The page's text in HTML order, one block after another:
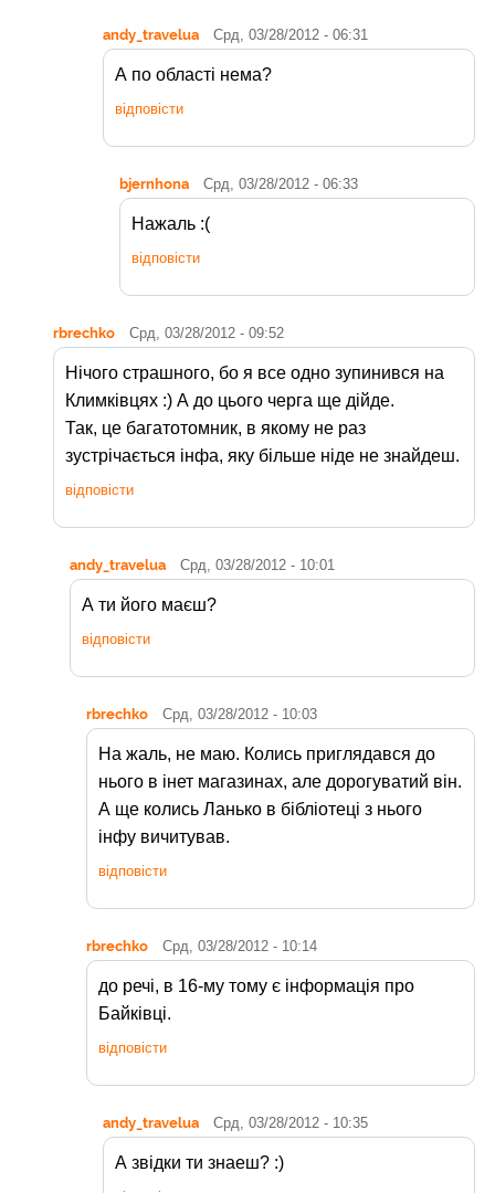
andy_travelua Срд, 03/28/2012 - 06:31
А по області нема?
відповісти
bjernhona Срд, 03/28/2012 - 06:33
Нажаль :(
відповісти
rbrechko Срд, 03/28/2012 - 09:52
Нічого страшного, бо я все одно зупинився на
Климківцях :) А до цього черга ще дійде.
Так, це багатотомник, в якому не раз
зустрічається інфа, яку більше ніде не знайдеш.
відповісти
andy_travelua Срд, 03/28/2012 - 10:01
А ти його маєш?
відповісти
rbrechko Срд, 03/28/2012 - 10:03
На жаль, не маю. Колись приглядався до
нього в інет магазинах, але дорогуватий він.
А ще колись Ланько в бібліотеці з нього
інфу вичитував.
відповісти
rbrechko Срд, 03/28/2012 - 10:14
до речі, в 16-му тому є інформація про
Байківці.
відповісти
andy_travelua Срд, 03/28/2012 - 10:35
А звідки ти знаеш? :)